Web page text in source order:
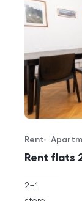
Rent flats
Offer type
Rent
Property type
rozměry
2+1